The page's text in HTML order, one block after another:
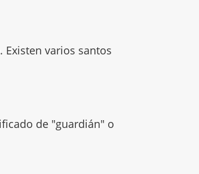
varios santos
de "guardián" o